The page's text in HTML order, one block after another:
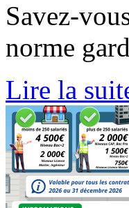
Savez-
norme
Lire la